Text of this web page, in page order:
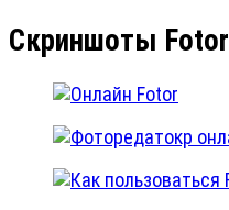
Скриншоты Fotor